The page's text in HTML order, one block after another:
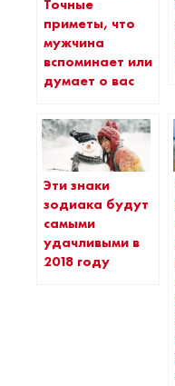
Точные
приметы, что
мужчина
вспоминает или
думает о вас
Эти знаки
зодиака будут
самыми
удачливыми в
2018 году